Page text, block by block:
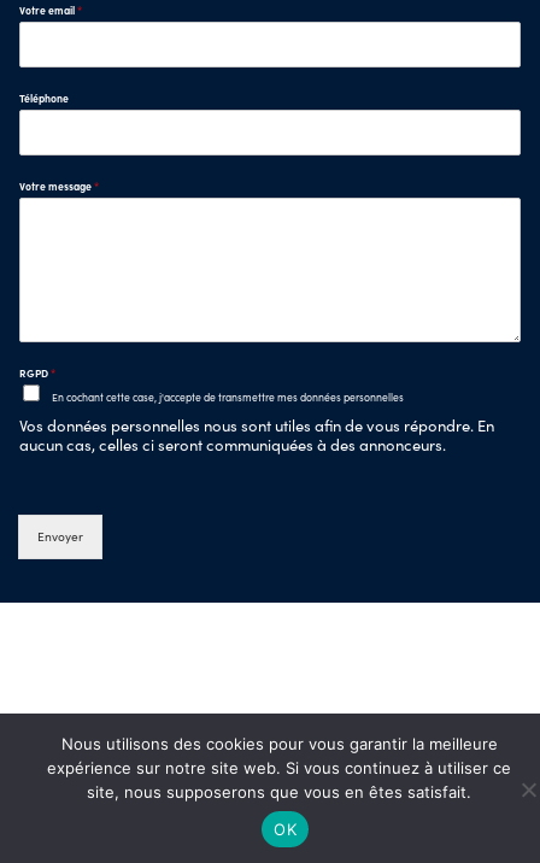
Votre email*
Téléphone
Votre message*
RGPD*
En cochant cette case, j'accepte de transmettre mes données personnelles
Vos données personnelles nous sont utiles afin de vous répondre. En
aucun cas, celles ci seront communiquées à des annonceurs.
Envoyer
Nous utilisons des cookies pour vous garantir la meilleure
expérience sur notre site web. Si vous continuez à utiliser ce
site, nous supposerons que vous en êtes satisfait.
OK